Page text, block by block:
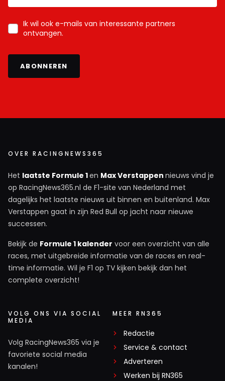
Ik wil ook e-mails van interessante partners
ontvangen.
ABONNEREN
OVER RACINGNEWS365
Het laatste Formule 1en Max Verstappen nieuws vind je
op RacingNews365.nl de F1-site van Nederland met
dagelijks het laatste nieuws uit binnen en buitenland. Max
Verstappen gaat in zijn Red Bull op jacht naar nieuwe
successen.
Bekijk de Formule 1 kalender voor een overzicht van alle
races, met uitgebreide informatie van de races en real-
time informatie. Wil je F1 op TV kijken bekijk dan het
complete overzicht!
VOLG ONS VIA SOCIAL
MEDIA
Volg RacingNews365 via je
favoriete social media
kanalen!
MEER RN365
Redactie
Service & contact
Adverteren
Werken bij RN365